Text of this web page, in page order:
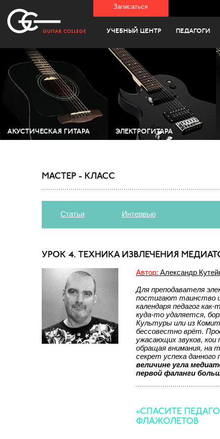
Записаться
УЧЕБНЫЙ ЦЕНТР ПЕДАГОГИ
АКУСТИЧЕСКАЯ ГИТАРА ЭЛЕКТРОГИТАРА
МАСТЕР - КЛАСС
Статьи Интервью
УРОК 4. ТЕХНИКА ИЗВЛЕЧЕНИЯ
Автор: Александр
Для преподавателя
постигают таинство
календаря педагог
куда-то удаляется,
Культуры или из
бессовестно врёт.
ужасающих звуков,
обращая внимания, на
секрет успеха
величине угла
первой фаланги
«СПАСИТЕ
ФЛАЖОЛЕТОВ